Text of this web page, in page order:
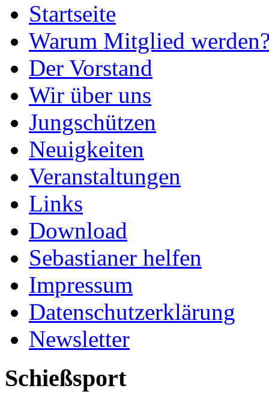
Startseite
Warum Mitglied
Der Vorstand
Wir über uns
Jungschützen
Neuigkeiten
Veranstaltungen
Links
Download
Sebastianer helfen
Impressum
Datenschutzerklärung
Newsletter
Schießsport